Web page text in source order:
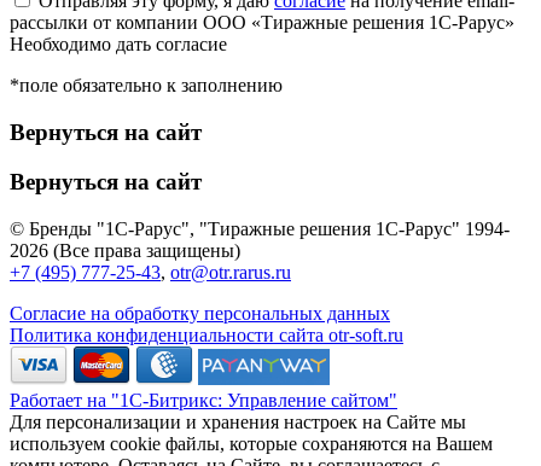
рассылки от компании ООО «Тиражные решения 1С-Рарус»
Необходимо дать согласие
*поле обязательно к заполнению
Вернуться на сайт
Вернуться на сайт
© Бренды "1С-Рарус", "Тиражные решения 1С-Рарус" 1994-
2026 (Все права защищены)
+7 (495) 777-25-43, otr@otr.rarus.ru
Согласие на обработку персональных данных
Политика конфиденциальности сайта otr-soft.ru
Работает на "1С-Битрикс: Управление сайтом"
Для персонализации и хранения настроек на Сайте мы
используем cookie файлы, которые сохраняются на Вашем